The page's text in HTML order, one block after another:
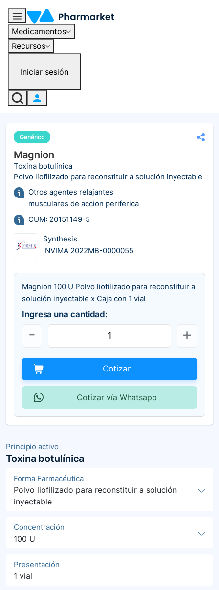
Medicamentos
Recursos
Iniciar sesión
Principio activo
Toxina botulínica
Forma Farmacéutica
Polvo liofilizado para reconstituir a solución
inyectable
Concentración
100 U
Presentación
1 vial
Genérico
Magnion
Toxina botulínica
Polvo liofilizado para reconstituir a solución inyectable
Otros agentes relajantes
musculares de accion periferica
CUM: 20151149-5
Synthesis
INVIMA 2022MB-0000055
Magnion 100 U Polvo liofilizado para reconstituir a
solución inyectable x Caja con 1 vial
Ingresa una cantidad:
Cotizar
Cotizar vía Whatsapp